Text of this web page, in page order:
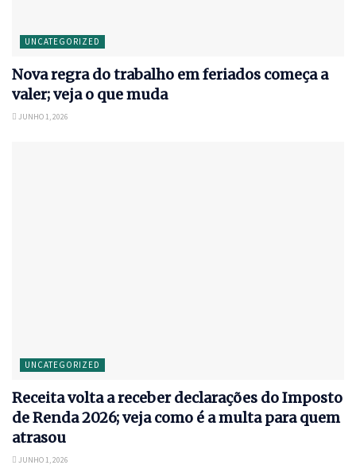
UNCATEGORIZED
Nova regra do trabalho em feriados começa a
valer; veja o que muda
JUNHO 1, 2026
UNCATEGORIZED
Receita volta a receber declarações do Imposto
de Renda 2026; veja como é a multa para quem
atrasou
JUNHO 1, 2026